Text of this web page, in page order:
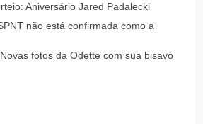
Aniversário Jared Padalecki
não está confirmada como a
fotos da Odette com sua bisavó